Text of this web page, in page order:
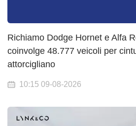
Richiamo Dodge Hornet e Alfa
coinvolge 48.777 veicoli per
attorcigliano
10:15 09-08-2026